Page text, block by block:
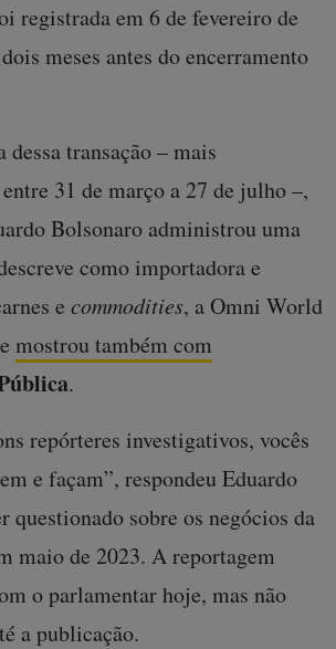
registrada em 6 de fevereiro de
meses antes do encerramento
dessa transação – mais
31 de março a 27 de julho –,
Bolsonaro administrou uma
como importadora e
e commodities, a Omni World
mostrou também com
.
repórteres investigativos, vocês
e façam”, respondeu Eduardo
questionado sobre os negócios da
maio de 2023. A reportagem
o parlamentar hoje, mas não
a publicação.